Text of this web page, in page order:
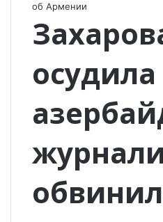
об Армении
осудила